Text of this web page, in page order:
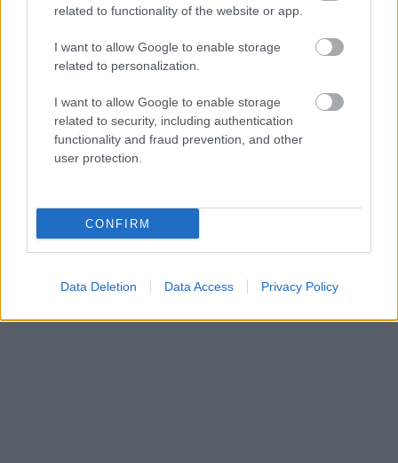
related to functionality of the website or app.
I want to allow Google to enable storage
related to personalization.
I want to allow Google to enable storage
related to security, including authentication
functionality and fraud prevention, and other
user protection.
CONFIRM
Data Deletion Data Access Privacy Policy
«Εγώ είμαι η ανάπηρη, αυτοί είναι οι μ***ες» –